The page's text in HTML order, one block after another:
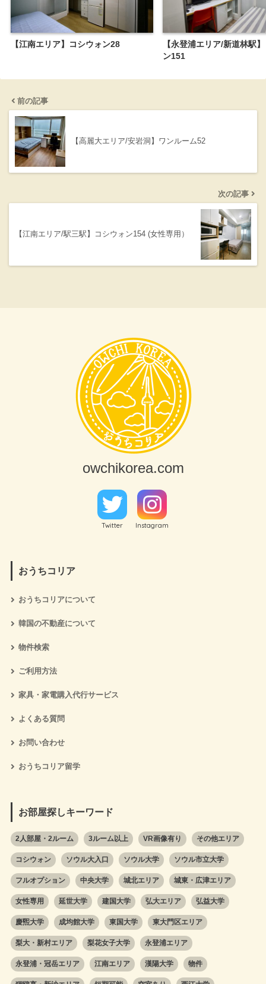
【江南エリア】コシウォン28
【永登浦エリア/新道林駅
ン151
前の記事
【高麗大エリア/安岩洞】ワンルーム52
次の記事
【江南エリア/駅三駅】コシウォン154 (女性専用）
owchikorea.com
Twitter Instagram
おうちコリア
おうちコリアについて
韓国の不動産について
物件検索
ご利用方法
家具・家電購入代行サービス
よくある質問
お問い合わせ
おうちコリア留学
お部屋探しキーワード
2人部屋・2ルーム 3ルーム以上 VR画像有り その他エリア
コシウォン ソウル大入口 ソウル大学 ソウル市立大学
フルオプション 中央大学 城北エリア 城東・広津エリア
女性専用 延世大学 建国大学 弘大エリア 弘益大学
慶煕大学 成均館大学 東国大学 東大門区エリア
梨大・新村エリア 梨花女子大学 永登浦エリア
永登浦・冠岳エリア 江南エリア 漢陽大学 物件